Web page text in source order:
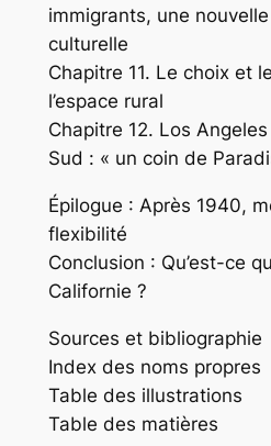
immigrants, une
culturelle
Chapitre 11. Le choix et
l’espace rural
Chapitre 12. Los
Sud : « un coin de
Épilogue : Après 1940,
flexibilité
Conclusion : Qu’est-ce
Californie ?
Sources et bibliographie
Index des noms propres
Table des illustrations
Table des matières